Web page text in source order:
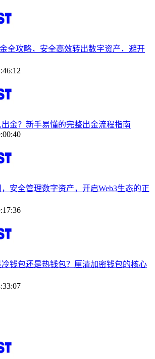
金全攻略，安全高效转出数字资产，避开
出金？新手易懂的完整出金流程指南
，安全管理数字资产，开启Web3生态的正
冷钱包还是热钱包？厘清加密钱包的核心